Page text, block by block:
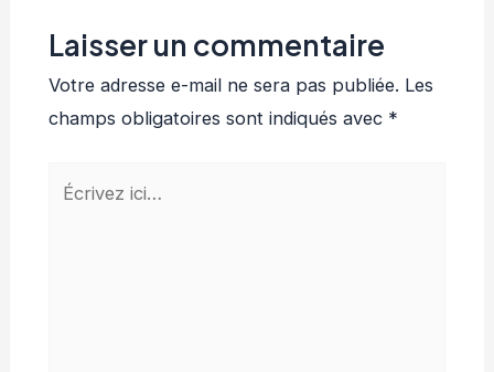
Laisser un commentaire
Votre adresse e-mail ne sera pas publiée. Les
champs obligatoires sont indiqués avec *
Écrivez